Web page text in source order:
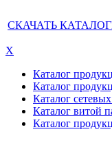
СКАЧАТЬ
X
Каталог
Каталог
Каталог
Каталог витой
Каталог